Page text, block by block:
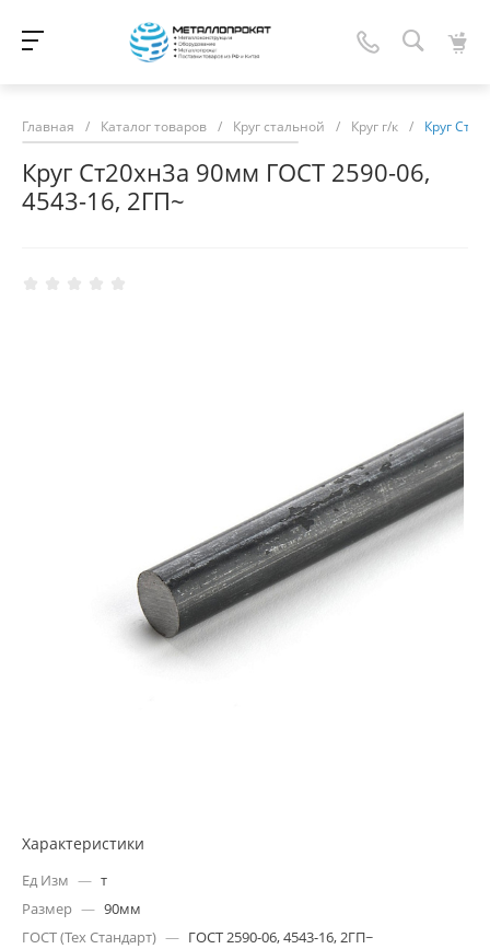
Главная / Каталог товаров / Круг стальной / Круг г/к / Круг
Круг Ст20хн3а 90мм ГОСТ 2590-06,
4543-16, 2ГП~
Характеристики
Ед Изм — т
Размер — 90мм
ГОСТ (Тех Стандарт) — ГОСТ 2590-06, 4543-16, 2ГП~